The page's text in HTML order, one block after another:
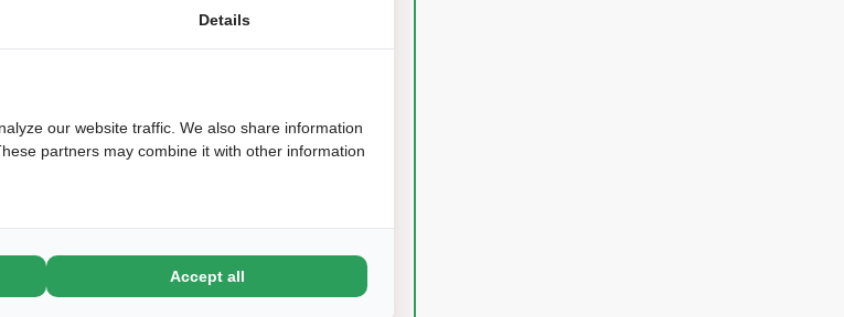
proces;
de balie.
in het meedenken met de
Details
our website traffic. We also share information
partners may combine it with other information
Accept all